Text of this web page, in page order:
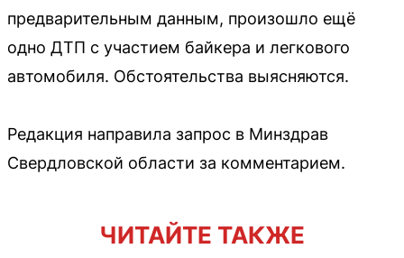
предварительным данным, произошло ещё
одно ДТП с участием байкера и легкового
автомобиля. Обстоятельства выясняются.
Редакция направила запрос в Минздрав
Свердловской области за комментарием.
ЧИТАЙТЕ ТАКЖЕ